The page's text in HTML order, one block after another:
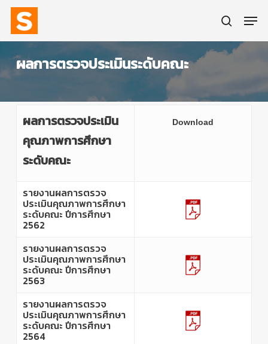
Skip
main
content search
ผลการตรวจประเมินระดับคณะ
ผลการตรวจประเมิน
คุณภาพการศึกษา
ระดับคณะ
Download
รายงานผลการตรวจ
ประเมินคุณภาพการศึกษา
ระดับคณะ ปีการศึกษา
2562
รายงานผลการตรวจ
ประเมินคุณภาพการศึกษา
ระดับคณะ ปีการศึกษา
2563
รายงานผลการตรวจ
ประเมินคุณภาพการศึกษา
ระดับคณะ ปีการศึกษา
2564